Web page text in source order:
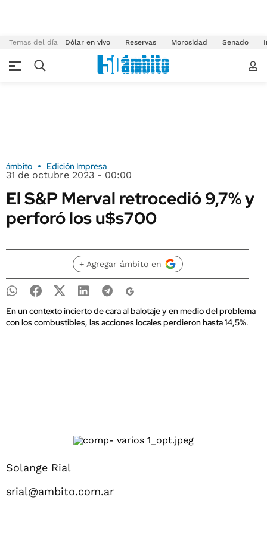
Temas del día Dólar en vivo Reservas Morosidad Senado
ámbito Edición Impresa
31 de octubre 2023 - 00:00
El S&P Merval retrocedió 9,7% y
perforó los u$s700
+ Agregar ámbito en
En un contexto incierto de cara al balotaje y en medio del problema
con los combustibles, las acciones locales perdieron hasta 14,5%.
Solange Rial
srial@ambito.com.ar